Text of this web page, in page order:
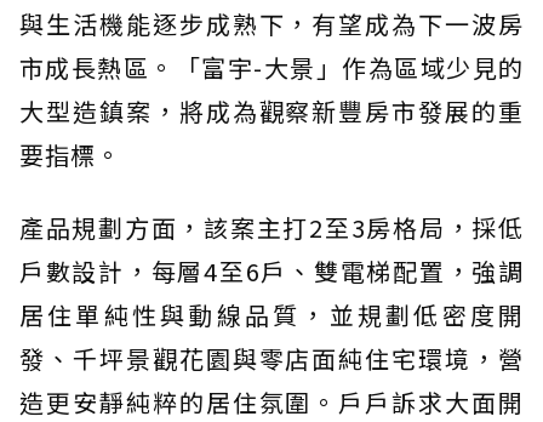
與生活機能逐步成熟下，有望成為下一波房
市成長熱區。「富宇-大景」作為區域少見的
大型造鎮案，將成為觀察新豐房市發展的重
要指標。
產品規劃方面，該案主打2至3房格局，採低
戶數設計，每層4至6戶、雙電梯配置，強調
居住單純性與動線品質，並規劃低密度開
發、千坪景觀花園與零店面純住宅環境，營
造更安靜純粹的居住氛圍。戶戶訴求大面開